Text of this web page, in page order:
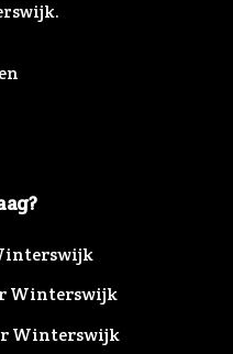
Winterswijk
Winterswijk